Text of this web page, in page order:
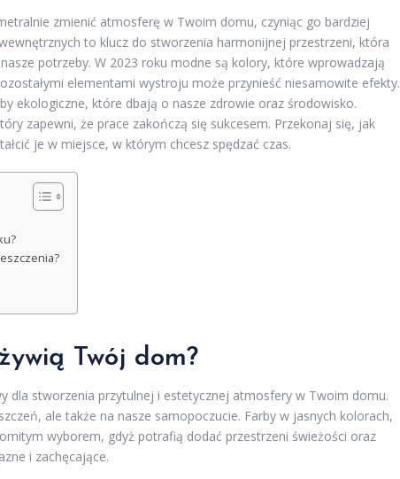
zmienić atmosferę w Twoim domu, czyniąc go bardziej
to klucz do stworzenia harmonijnej przestrzeni, która
potrzeby. W 2023 roku modne są kolory, które wprowadzają
elementami wystroju może przynieść niesamowite efekty.
ekologiczne, które dbają o nasze zdrowie oraz środowisko.
zapewni, że prace zakończą się sukcesem. Przekonaj się, jak
je w miejsce, w którym chcesz spędzać czas.
Twój dom?
dla stworzenia przytulnej i estetycznej atmosfery w Twoim domu.
ale także na nasze samopoczucie. Farby w jasnych kolorach,
wyborem, gdyż potrafią dodać przestrzeni świeżości oraz
i zachęcające.